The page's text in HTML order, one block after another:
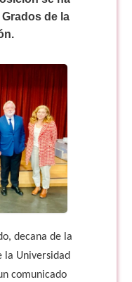
de la
decana de la
la Universidad
comunicado